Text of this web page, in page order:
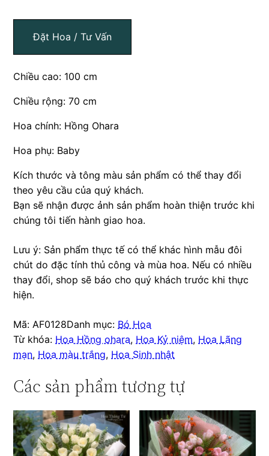
Đặt Hoa / Tư Vấn
Chiều cao: 100 cm
Chiều rộng: 70 cm
Hoa chính: Hồng Ohara
Hoa phụ: Baby
Kích thước và tông màu sản phẩm có thể thay đổi
theo yêu cầu của quý khách.
Bạn sẽ nhận được ảnh sản phẩm hoàn thiện trước khi
chúng tôi tiến hành giao hoa.
Lưu ý: Sản phẩm thực tế có thể khác hình mẫu đôi
chút do đặc tính thủ công và mùa hoa. Nếu có nhiều
thay đổi, shop sẽ báo cho quý khách trước khi thực
hiện.
Mã:AF0128Danh mục: Bó Hoa
Từ khóa: Hoa Hồng ohara, Hoa Kỷ niệm, Hoa Lãng
mạn, Hoa màu trắng, Hoa Sinh nhật
Các sản phẩm tương tự